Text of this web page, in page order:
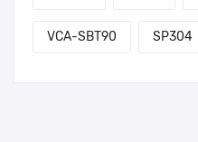
VCA-SBT90 SP304